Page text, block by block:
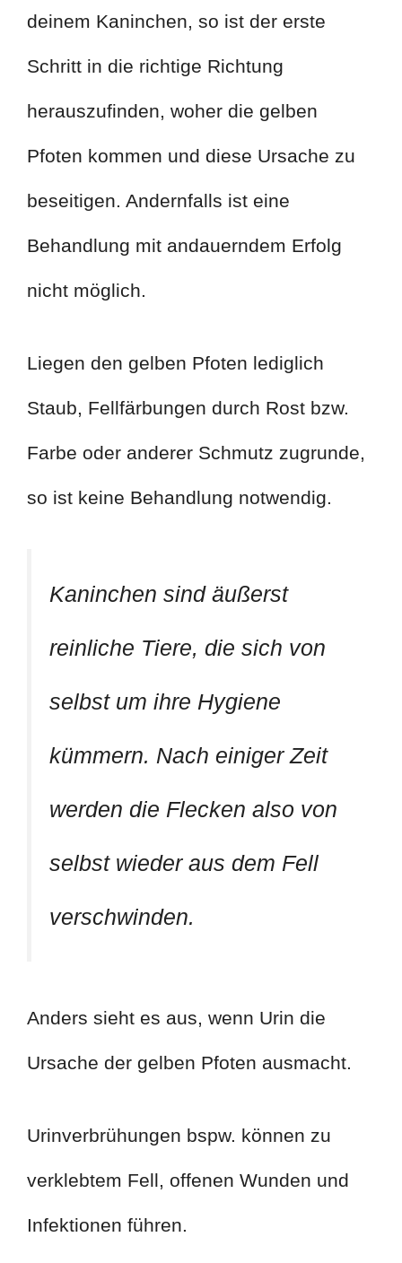
deinem Kaninchen, so ist der erste
Schritt in die richtige Richtung
herauszufinden, woher die gelben
Pfoten kommen und diese Ursache zu
beseitigen. Andernfalls ist eine
Behandlung mit andauerndem Erfolg
nicht möglich.
Liegen den gelben Pfoten lediglich
Staub, Fellfärbungen durch Rost bzw.
Farbe oder anderer Schmutz zugrunde,
so ist keine Behandlung notwendig.
Kaninchen sind äußerst
reinliche Tiere, die sich von
selbst um ihre Hygiene
kümmern. Nach einiger Zeit
werden die Flecken also von
selbst wieder aus dem Fell
verschwinden.
Anders sieht es aus, wenn Urin die
Ursache der gelben Pfoten ausmacht.
Urinverbrühungen bspw. können zu
verklebtem Fell, offenen Wunden und
Infektionen führen.